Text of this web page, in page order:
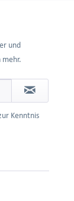
und
mehr.
Kenntnis